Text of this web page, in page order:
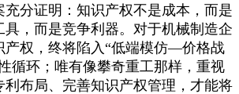
充分证明：知识产权不是成本，而是
具，而是竞争利器。对于机械制造企
产权，终将陷入“低端模仿—价格战
循环；唯有像攀奇重工那样，重视
利布局、完善知识产权管理，才能将